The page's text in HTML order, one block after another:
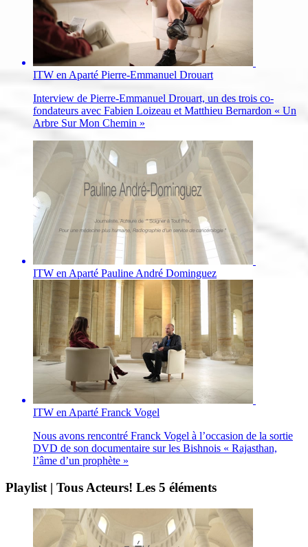
ITW en Aparté Pierre-Emmanuel Drouart
Interview de Pierre-Emmanuel Drouart, un des trois co-
fondateurs avec Fabien Loizeau et Matthieu Bernardon « Un
Arbre Sur Mon Chemin »
ITW en Aparté Pauline André Dominguez
ITW en Aparté Franck Vogel
Nous avons rencontré Franck Vogel à l’occasion de la sortie
DVD de son documentaire sur les Bishnois « Rajasthan,
l’âme d’un prophète »
Playlist | Tous Acteurs! Les 5 éléments